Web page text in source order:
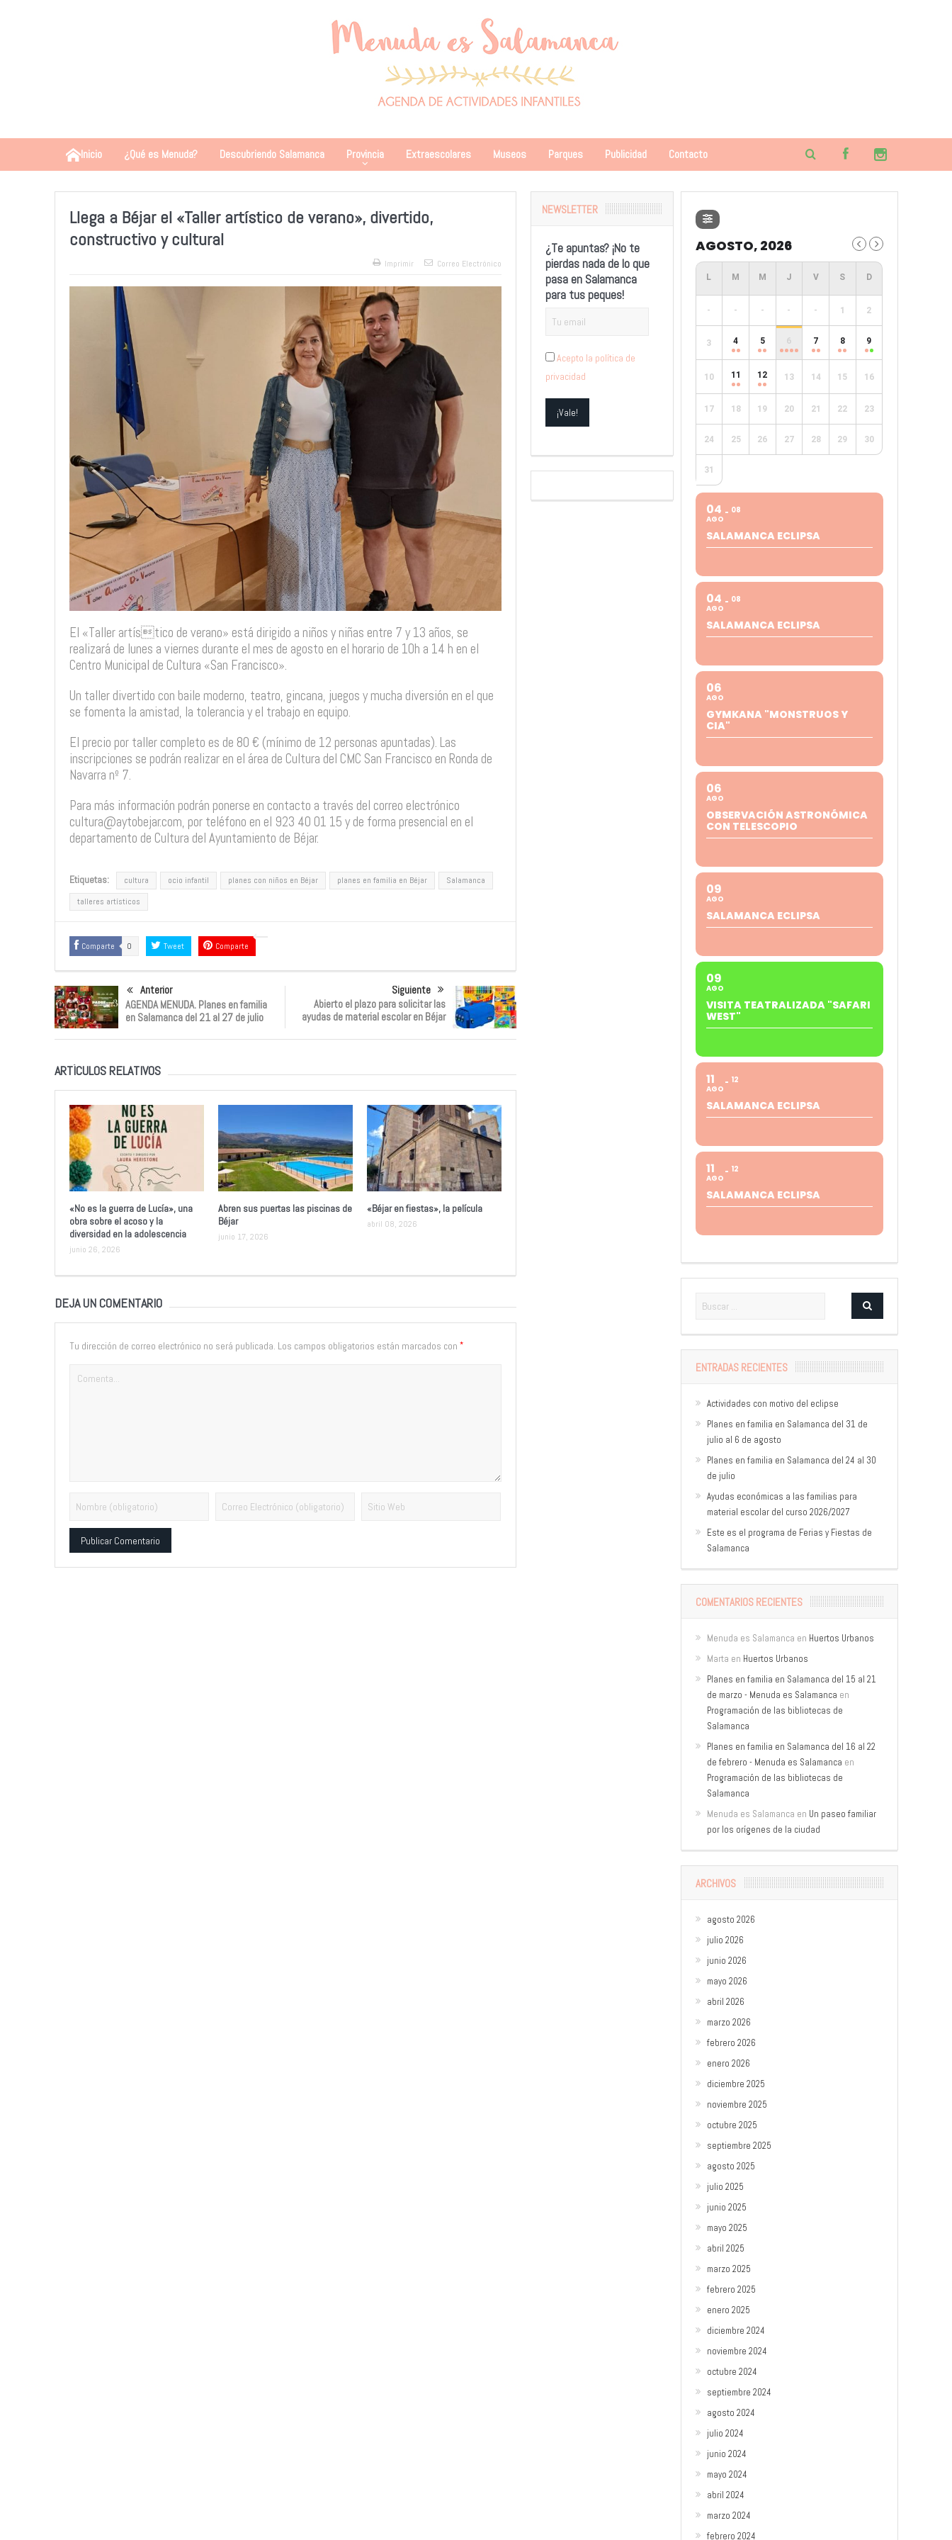
Inicio ¿Qué es Menuda? Descubriendo Salamanca Provincia Extraescolares Museos Parques Publicidad Contacto
Llega a Béjar el «Taller artístico de verano», divertido,
constructivo y cultural
Imprimir Correo Electrónico
El «Taller artístico de verano» está dirigido a niños y niñas entre 7 y 13 años, se
realizará de lunes a viernes durante el mes de agosto en el horario de 10h a 14 h en el
Centro Municipal de Cultura «San Francisco».
Un taller divertido con baile moderno, teatro, gincana, juegos y mucha diversión en el que
se fomenta la amistad, la tolerancia y el trabajo en equipo.
El precio por taller completo es de 80 € (mínimo de 12 personas apuntadas). Las
inscripciones se podrán realizar en el área de Cultura del CMC San Francisco en Ronda de
Navarra nº 7.
Para más información podrán ponerse en contacto a través del correo electrónico
cultura@aytobejar.com, por teléfono en el 923 40 01 15 y de forma presencial en el
departamento de Cultura del Ayuntamiento de Béjar.
Etiquetas: cultura ocio infantil planes con niños en Béjar planes en familia en Béjar
Salamanca
talleres artísticos
Comparte 0 Tweet Comparte
Anterior
AGENDA MENUDA. Planes en familia
en Salamanca del 21 al 27 de julio
Siguiente
Abierto el plazo para solicitar las
ayudas de material escolar en Béjar
ARTÍCULOS RELATIVOS
«No es la guerra de Lucía», una
obra sobre el acoso y la
diversidad en la adolescencia
junio 26, 2026
Abren sus puertas las piscinas de
Béjar
junio 17, 2026
«Béjar en fiestas», la película
abril 08, 2026
DEJA UN COMENTARIO
Tu dirección de correo electrónico no será publicada. Los campos obligatorios están marcados con *
NEWSLETTER
¿Te apuntas? ¡No te
pierdas nada de lo que
pasa en Salamanca
para tus peques!
Acepto la política de
privacidad
AGOSTO, 2026
- - - - - 1 2
3 4 5 6 7 8 9
10 11 12 13 14 15 16
17 18 19 20 21 22 23
24 25 26 27 28 29 30
31
04
AGO
08
SALAMANCA ECLIPSA
04
AGO
08
SALAMANCA ECLIPSA
06
AGO
GYMKANA "MONSTRUOS Y
CIA"
06
AGO
OBSERVACIÓN ASTRONÓMICA
CON TELESCOPIO
09
AGO
SALAMANCA ECLIPSA
09
AGO
VISITA TEATRALIZADA "SAFARI
WEST"
11
AGO
12
SALAMANCA ECLIPSA
11
AGO
12
SALAMANCA ECLIPSA
ENTRADAS RECIENTES
Actividades con motivo del eclipse
Planes en familia en Salamanca del 31 de
julio al 6 de agosto
Planes en familia en Salamanca del 24 al 30
de julio
Ayudas económicas a las familias para
material escolar del curso 2026/2027
Este es el programa de Ferias y Fiestas de
Salamanca
COMENTARIOS RECIENTES
Menuda es Salamanca en Huertos Urbanos
Marta en Huertos Urbanos
Planes en familia en Salamanca del 15 al 21
de marzo - Menuda es Salamanca en
Programación de las bibliotecas de
Salamanca
Planes en familia en Salamanca del 16 al 22
de febrero - Menuda es Salamanca en
Programación de las bibliotecas de
Salamanca
Menuda es Salamanca en Un paseo familiar
por los orígenes de la ciudad
ARCHIVOS
agosto 2026
julio 2026
junio 2026
mayo 2026
abril 2026
marzo 2026
febrero 2026
enero 2026
diciembre 2025
noviembre 2025
octubre 2025
septiembre 2025
agosto 2025
julio 2025
junio 2025
mayo 2025
abril 2025
marzo 2025
febrero 2025
enero 2025
diciembre 2024
noviembre 2024
octubre 2024
septiembre 2024
agosto 2024
julio 2024
junio 2024
mayo 2024
abril 2024
marzo 2024
febrero 2024